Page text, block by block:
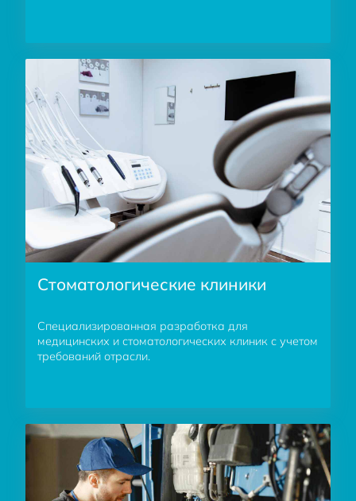
Стоматологические клиники
Специализированная разработка для
медицинских и стоматологических клиник с учетом
требований отрасли.